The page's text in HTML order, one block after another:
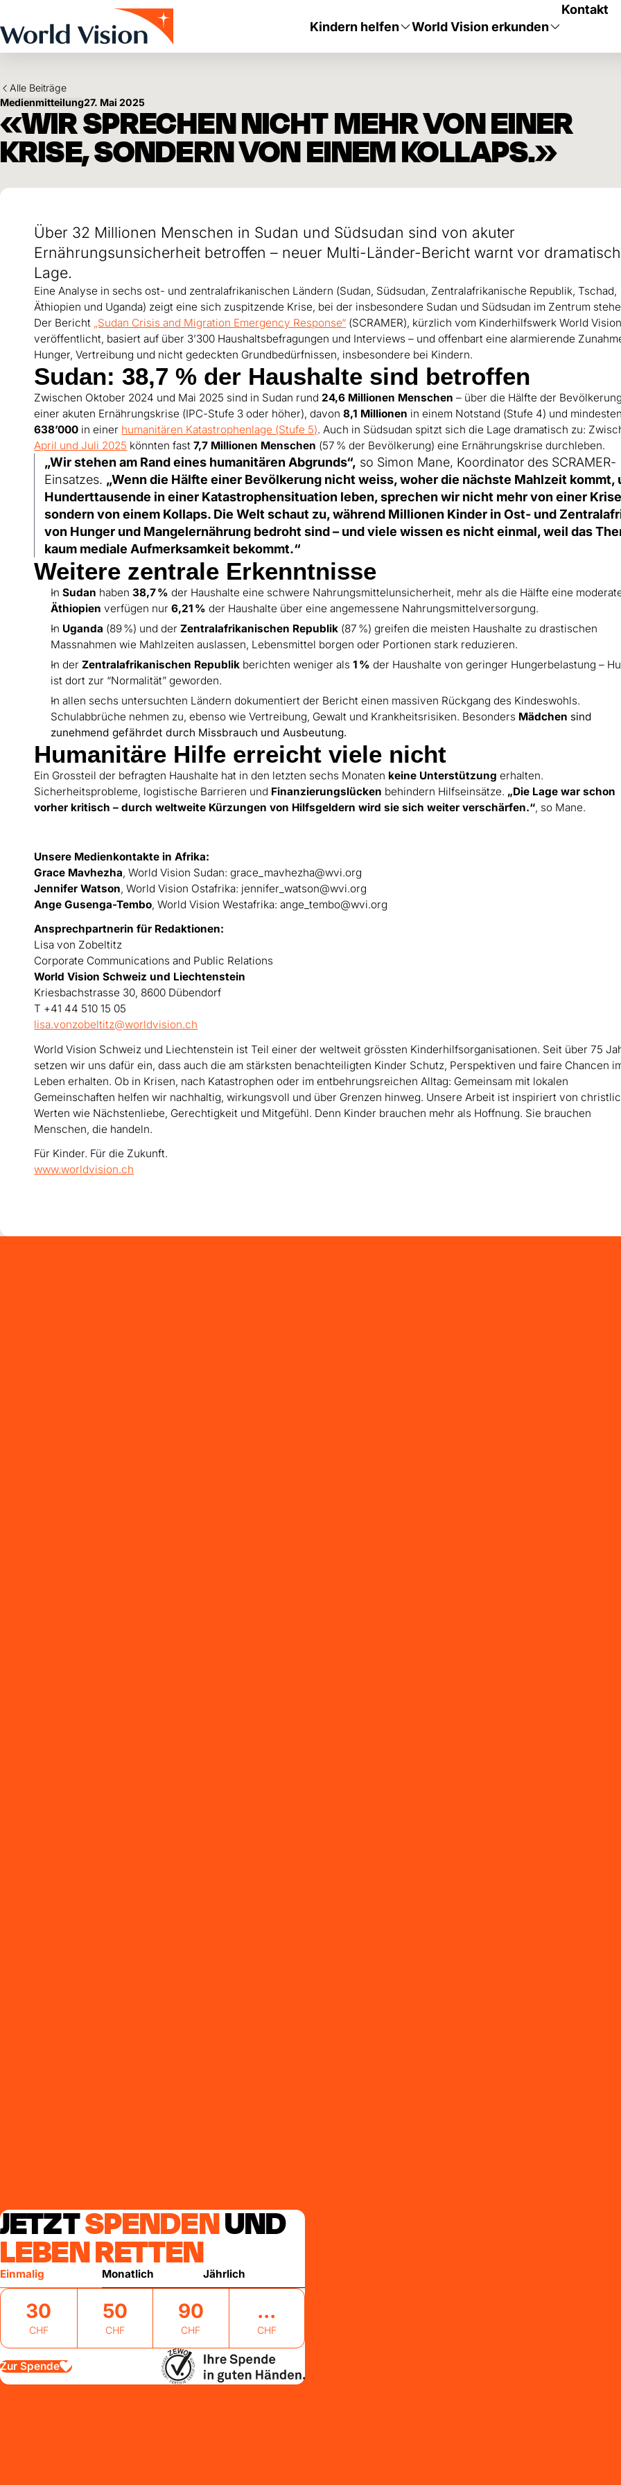
Kindern helfen World Vision erkunden
Kontakt
Alle Beiträge
Medienmitteilung27. Mai 2025
«WIR SPRECHEN NICHT MEHR VON EINER
KRISE, SONDERN VON EINEM KOLLAPS.»
Über 32 Millionen Menschen in Sudan und Südsudan sind von akuter
Ernährungsunsicherheit betroffen – neuer Multi-Länder-Bericht warnt vor
Lage.
Eine Analyse in sechs ost- und zentralafrikanischen Ländern (Sudan, Südsudan, Zentralafrikanische Republik, Tschad,
Äthiopien und Uganda) zeigt eine sich zuspitzende Krise, bei der insbesondere Sudan und Südsudan im Zentrum
Der Bericht „Sudan Crisis and Migration Emergency Response“ (SCRAMER), kürzlich vom Kinderhilfswerk World Vision
veröffentlicht, basiert auf über 3’300 Haushaltsbefragungen und Interviews – und offenbart eine alarmierende
Hunger, Vertreibung und nicht gedeckten Grundbedürfnissen, insbesondere bei Kindern.
Sudan: 38,7 % der Haushalte sind betroffen
Zwischen Oktober 2024 und Mai 2025 sind in Sudan rund 24,6 Millionen Menschen – über die Hälfte der
einer akuten Ernährungskrise (IPC-Stufe 3 oder höher), davon8,1 Millionen in einem Notstand (Stufe 4) und
638’000 in einer humanitären Katastrophenlage (Stufe 5). Auch in Südsudan spitzt sich die Lage dramatisch zu:
April und Juli 2025 könnten fast7,7 Millionen Menschen (57 % der Bevölkerung) eine Ernährungskrise durchleben.
„Wir stehen am Rand eines humanitären Abgrunds“, so Simon Mane, Koordinator des SCRAMER-
Einsatzes. „Wenn die Hälfte einer Bevölkerung nicht weiss, woher die nächste Mahlzeit kommt,
Hunderttausende in einer Katastrophensituation leben, sprechen wir nicht mehr von einer
sondern von einem Kollaps. Die Welt schaut zu, während Millionen Kinder in Ost- und
von Hunger und Mangelernährung bedroht sind – und viele wissen es nicht einmal, weil das
kaum mediale Aufmerksamkeit bekommt.“
Weitere zentrale Erkenntnisse
InSudan haben38,7% der Haushalte eine schwere Nahrungsmittelunsicherheit, mehr als die Hälfte eine
Äthiopien verfügen nur6,21 % der Haushalte über eine angemessene Nahrungsmittelversorgung.
In Uganda (89 %) und derZentralafrikanischen Republik (87 %) greifen die meisten Haushalte zu drastischen
Massnahmen wie Mahlzeiten auslassen, Lebensmittel borgen oder Portionen stark reduzieren.
In derZentralafrikanischen Republik berichten weniger als1 % der Haushalte von geringer Hungerbelastung –
ist dort zur “Normalität” geworden.
In allen sechs untersuchten Ländern dokumentiert der Bericht einen massiven Rückgang des Kindeswohls.
Schulabbrüche nehmen zu, ebenso wie Vertreibung, Gewalt und Krankheitsrisiken. Besonders Mädchen sind
zunehmend gefährdet durch Missbrauch und Ausbeutung.
Humanitäre Hilfe erreicht viele nicht
Ein Grossteil der befragten Haushalte hat in den letzten sechs Monaten keine Unterstützung erhalten.
Sicherheitsprobleme, logistische Barrieren und Finanzierungslücken behindern Hilfseinsätze. „Die Lage war schon
vorher kritisch – durch weltweite Kürzungen von Hilfsgeldern wird sie sich weiter verschärfen.“, so Mane.
Unsere Medienkontakte in Afrika:
Grace Mavhezha, World Vision Sudan: grace_mavhezha@wvi.org
Jennifer Watson, World Vision Ostafrika: jennifer_watson@wvi.org
Ange Gusenga-Tembo, World Vision Westafrika: ange_tembo@wvi.org
Ansprechpartnerin für Redaktionen:
Lisa von Zobeltitz
Corporate Communications and Public Relations
World Vision Schweiz und Liechtenstein
Kriesbachstrasse 30, 8600 Dübendorf
T +41 44 510 15 05
lisa.vonzobeltitz@worldvision.ch
World Vision Schweiz und Liechtenstein ist Teil einer der weltweit grössten Kinderhilfsorganisationen. Seit über 75
setzen wir uns dafür ein, dass auch die am stärksten benachteiligten Kinder Schutz, Perspektiven und faire Chancen
Leben erhalten. Ob in Krisen, nach Katastrophen oder im entbehrungsreichen Alltag: Gemeinsam mit lokalen
Gemeinschaften helfen wir nachhaltig, wirkungsvoll und über Grenzen hinweg. Unsere Arbeit ist inspiriert von
Werten wie Nächstenliebe, Gerechtigkeit und Mitgefühl. Denn Kinder brauchen mehr als Hoffnung. Sie brauchen
Menschen, die handeln.
Für Kinder. Für die Zukunft.
www.worldvision.ch
JETZTSPENDENUND
LEBEN RETTEN
Einmalig Monatlich Jährlich
30
CHF
50
CHF
90
CHF CHF
Zur Spende